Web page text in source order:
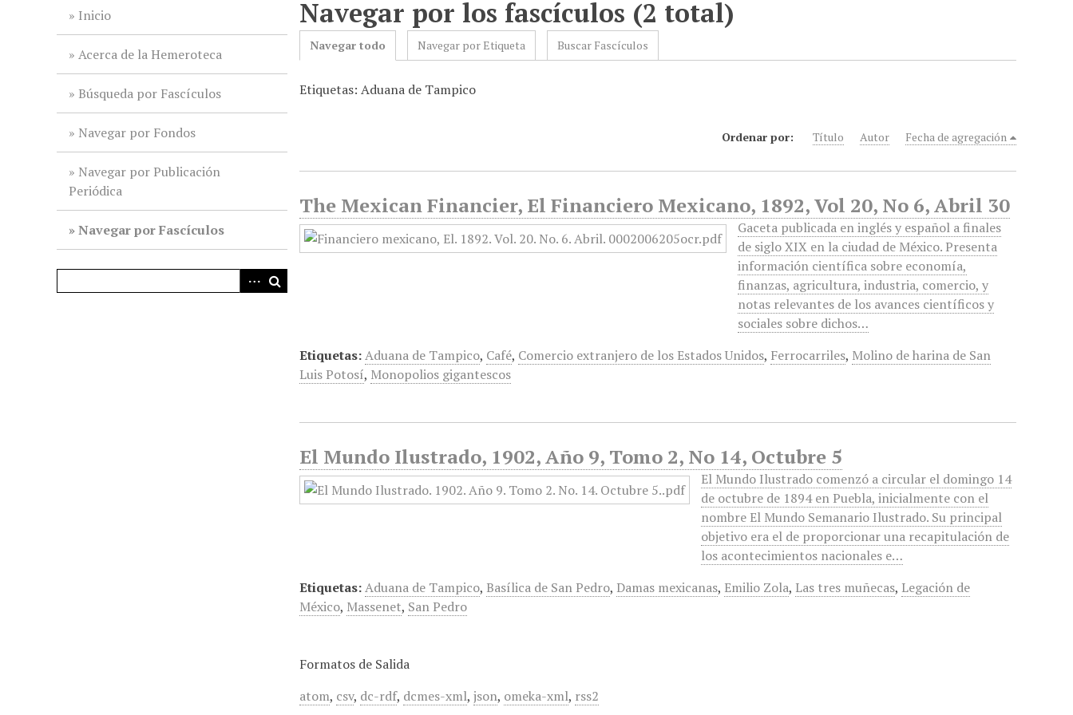
Inicio
Acerca de la Hemeroteca
Búsqueda por Fascículos
Navegar por Fondos
Navegar por Publicación
Periódica
Navegar por Fascículos
Navegar por los fascículos (2 total)
Navegar todo Navegar por Etiqueta Buscar Fascículos
Etiquetas: Aduana de Tampico
Ordenar por: Título Autor Fecha de agregación
The Mexican Financier, El Financiero Mexicano, 1892, Vol 20, No 6, Abril 30
Gaceta publicada en inglés y español a finales
de siglo XIX en la ciudad de México. Presenta
información científica sobre economía,
finanzas, agricultura, industria, comercio, y
notas relevantes de los avances científicos y
sociales sobre dichos…
Etiquetas:Aduana de Tampico, Café, Comercio extranjero de los Estados Unidos, Ferrocarriles, Molino de harina de San
Luis Potosí, Monopolios gigantescos
El Mundo Ilustrado, 1902, Año 9, Tomo 2, No 14, Octubre 5
El Mundo Ilustrado comenzó a circular el domingo 14
de octubre de 1894 en Puebla, inicialmente con el
nombre El Mundo Semanario Ilustrado. Su principal
objetivo era el de proporcionar una recapitulación de
los acontecimientos nacionales e…
Etiquetas:Aduana de Tampico, Basílica de San Pedro, Damas mexicanas, Emilio Zola, Las tres muñecas, Legación de
México, Massenet, San Pedro
Formatos de Salida
atom, csv, dc-rdf, dcmes-xml,json, omeka-xml, rss2